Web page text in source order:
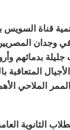
قناة السويس
في وجدان
بدمائهم
المتعاقبة
الملاحي
الثانوية